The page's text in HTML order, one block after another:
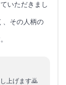
いただきまし
、その人柄の
上げます🙇